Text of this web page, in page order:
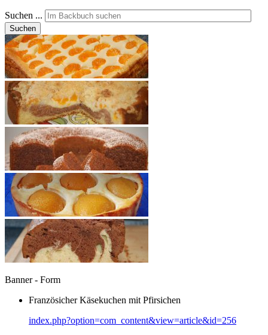
Suchen ...
Suchen
Banner - Form
Französicher Käsekuchen mit Pfirsichen
index.php?option=com_content&view=article&id=256